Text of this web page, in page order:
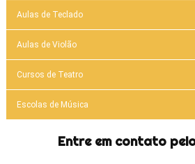
Aulas de Teclado
Aulas de Violão
Cursos de Teatro
Escolas de Música
Entre em contato